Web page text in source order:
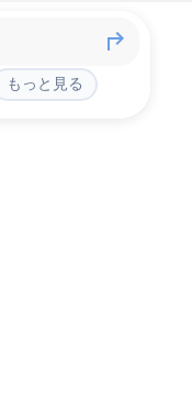
もっと見る